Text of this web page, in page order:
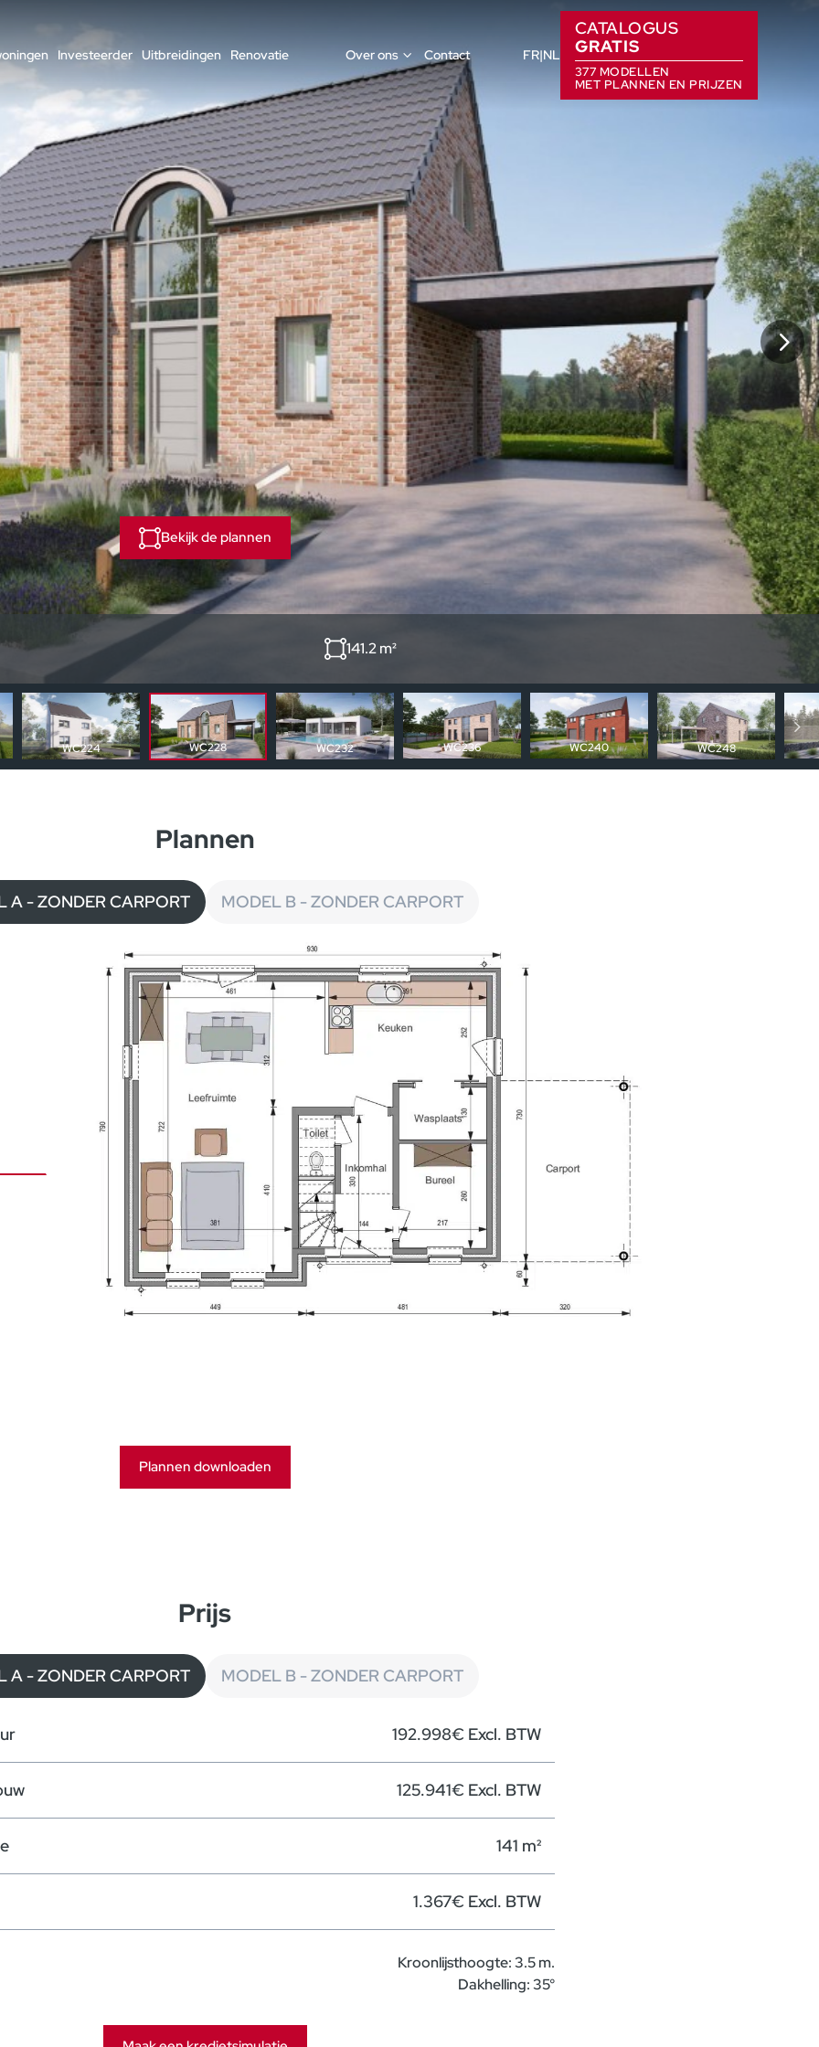
Investeerder Uitbreidingen Renovatie Over ons Contact FR NL
CATALOGUS
GRATIS
377 MODELLEN
MET PLANNEN EN PRIJZEN
Bekijk de plannen
141.2 m²
WC224 WC228 WC232 WC236 WC240 WC248
Plannen
A - ZONDER CARPORT MODEL B - ZONDER CARPORT
Plannen downloaden
Prijs
A - ZONDER CARPORT MODEL B - ZONDER CARPORT
192.998€ Excl. BTW
125.941€ Excl. BTW
141 m²
1.367€ Excl. BTW
Kroonlijsthoogte: 3.5 m.
Dakhelling: 35°
204.047€ Excl. BTW